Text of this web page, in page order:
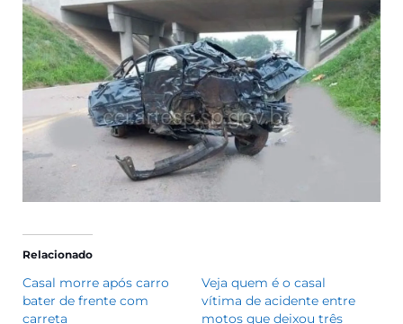
Relacionado
Casal morre após carro
bater de frente com
carreta
Veja quem é o casal
vítima de acidente entre
motos que deixou três